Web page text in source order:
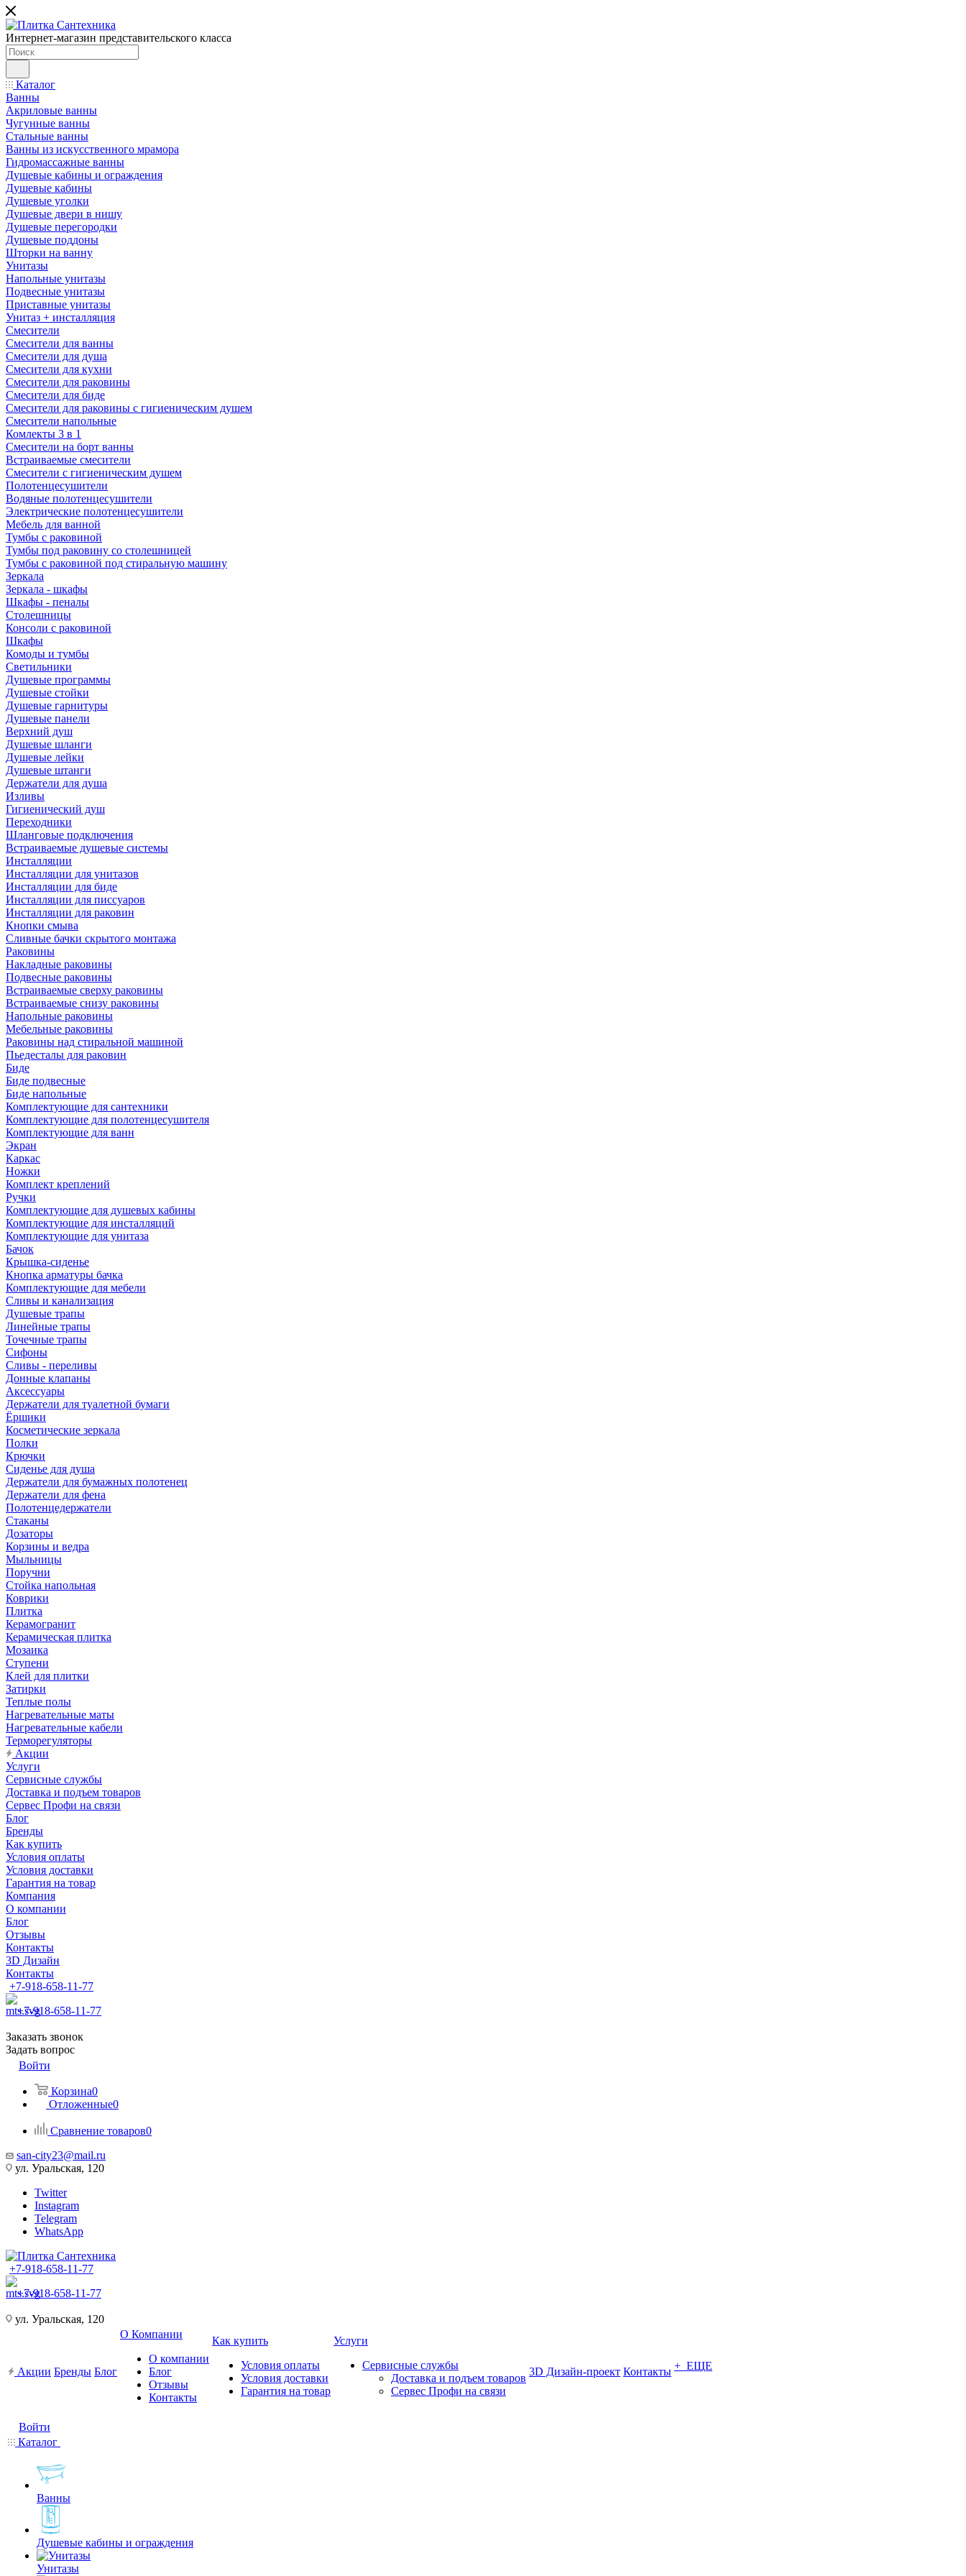
Интернет-магазин представительского класса
Каталог
Ванны
Акриловые ванны
Чугунные ванны
Стальные ванны
Ванны из искусственного мрамора
Гидромассажные ванны
Душевые кабины и ограждения
Душевые кабины
Душевые уголки
Душевые двери в нишу
Душевые перегородки
Душевые поддоны
Шторки на ванну
Унитазы
Напольные унитазы
Подвесные унитазы
Приставные унитазы
Унитаз + инсталляция
Смесители
Смесители для ванны
Смесители для душа
Смесители для кухни
Смесители для раковины
Смесители для биде
Смесители для раковины с гигиеническим душем
Смесители напольные
Комлекты 3 в 1
Смесители на борт ванны
Встраиваемые смесители
Смесители с гигиеническим душем
Полотенцесушители
Водяные полотенцесушители
Электрические полотенцесушители
Мебель для ванной
Тумбы с раковиной
Тумбы под раковину со столешницей
Тумбы с раковиной под стиральную машину
Зеркала
Зеркала - шкафы
Шкафы - пеналы
Столешницы
Консоли с раковиной
Шкафы
Комоды и тумбы
Светильники
Душевые программы
Душевые стойки
Душевые гарнитуры
Душевые панели
Верхний душ
Душевые шланги
Душевые лейки
Душевые штанги
Держатели для душа
Изливы
Гигиенический душ
Переходники
Шланговые подключения
Встраиваемые душевые системы
Инсталляции
Инсталляции для унитазов
Инсталляции для биде
Инсталляции для писсуаров
Инсталляции для раковин
Кнопки смыва
Сливные бачки скрытого монтажа
Раковины
Накладные раковины
Подвесные раковины
Встраиваемые сверху раковины
Встраиваемые снизу раковины
Напольные раковины
Мебельные раковины
Раковины над стиральной машиной
Пьедесталы для раковин
Биде
Биде подвесные
Биде напольные
Комплектующие для сантехники
Комплектующие для полотенцесушителя
Комплектующие для ванн
Экран
Каркас
Ножки
Комплект креплений
Ручки
Комплектующие для душевых кабины
Комплектующие для инсталляций
Комплектующие для унитаза
Бачок
Крышка-сиденье
Кнопка арматуры бачка
Комплектующие для мебели
Сливы и канализация
Душевые трапы
Линейные трапы
Точечные трапы
Сифоны
Сливы - переливы
Донные клапаны
Аксессуары
Держатели для туалетной бумаги
Ёршики
Косметические зеркала
Полки
Крючки
Сиденье для душа
Держатели для бумажных полотенец
Держатели для фена
Полотенцедержатели
Стаканы
Дозаторы
Корзины и ведра
Мыльницы
Поручни
Стойка напольная
Коврики
Плитка
Керамогранит
Керамическая плитка
Мозаика
Ступени
Клей для плитки
Затирки
Теплые полы
Нагревательные маты
Нагревательные кабели
Терморегуляторы
Акции
Услуги
Сервисные службы
Доставка и подъем товаров
Сервес Профи на связи
Блог
Бренды
Как купить
Условия оплаты
Условия доставки
Гарантия на товар
Компания
О компании
Блог
Отзывы
Контакты
3D Дизайн
Контакты
+7-918-658-11-77
+7-918-658-11-77
Заказать звонок
Задать вопрос
Войти
Корзина0
Отложенные0
Сравнение товаров0
san-city23@mail.ru
ул. Уральская, 120
Twitter
Instagram
Telegram
WhatsApp
+7-918-658-11-77
+7-918-658-11-77
ул. Уральская, 120
Акции Бренды Блог
О Компании
О компании
Блог
Отзывы
Контакты
Как купить
Условия оплаты
Условия доставки
Гарантия на товар
Услуги
Сервисные службы
Доставка и подъем товаров
Сервес Профи на связи
3D Дизайн-проект Контакты + ЕЩЕ
Войти
Каталог
Ванны
Душевые кабины и ограждения
Унитазы